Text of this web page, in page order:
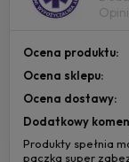
Ocena produktu:
Ocena sklepu:
Ocena dostawy:
Dodatkowy
Produkty spełnia
paczka super